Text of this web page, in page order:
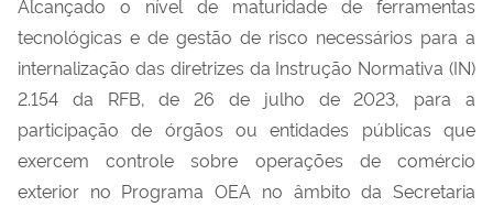
Alcançado o nível de maturidade de ferramentas
tecnológicas e de gestão de risco necessários para a
internalização das diretrizes da Instrução Normativa (IN)
2.154 da RFB, de 26 de julho de 2023, para a
participação de órgãos ou entidades públicas que
exercem controle sobre operações de comércio
exterior no Programa OEA no âmbito da Secretaria